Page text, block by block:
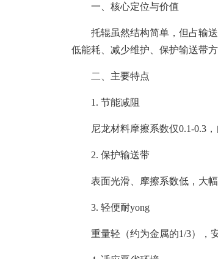
一、核心定位与价值
托辊虽然结构简单，但占输
低能耗、减少维护、保护输送带方
二、主要特点
1. 节能减阻
尼龙材料摩擦系数仅0.1-0.3
2. 保护输送带
表面光滑、摩擦系数低，大
3. 轻便耐yong
重量轻（约为金属的1/3），